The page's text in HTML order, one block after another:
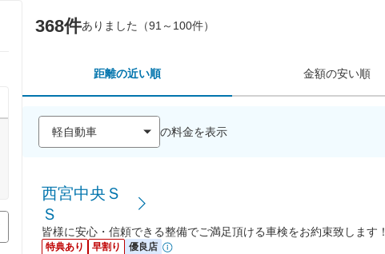
368件ありました（91～100件）
距離の近い順 金額の安い順
の料金を表示
西宮中央Ｓ
Ｓ
皆様に安心・信頼できる整備でご満足頂ける車検をお約束致します！
特典あり 早割り 優良店